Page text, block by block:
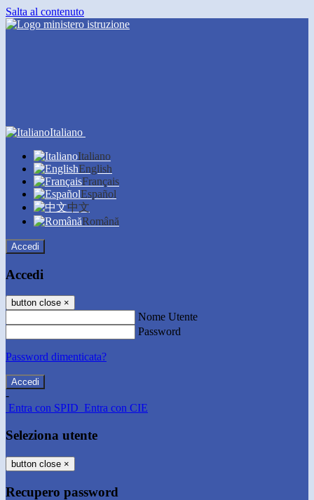
Salta al contenuto
Italiano
Italiano
English
Français
Español
中文
Română
Accedi
Accedi
button close ×
Nome Utente
Password
Password dimenticata?
-
Entra con SPID Entra con CIE
Seleziona utente
button close ×
Recupero password